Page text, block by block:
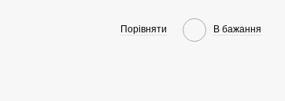
Порівняти В бажання